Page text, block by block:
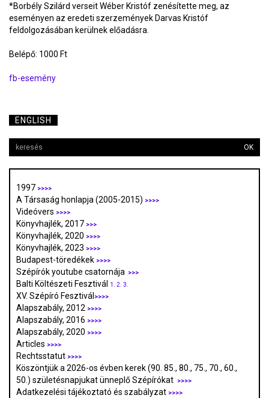
*Borbély Szilárd verseit Wéber Kristóf zenésítette meg, az
eseményen az eredeti szerzemények Darvas Kristóf
feldolgozásában kerülnek előadásra.
Belépő: 1000 Ft
fb-esemény
ENGLISH
OK
1997 >>>>
A Társaság honlapja (2005-2015) >>>>
Videóvers >>>>
Könyvhajlék, 2017 >>>
Könyvhajlék, 2020 >>>>
Könyvhajlék, 2023 >>>>
Budapest-töredékek >>>>
Szépírók youtube csatornája >>>
Balti Költészeti Fesztivál 1. 2. 3.
XV. Szépíró Fesztivál >>>>
Alapszabály, 2012 >>>>
Alapszabály, 2016 >>>>
Alapszabály, 2020 >>>>
Articles >>>>
Rechtsstatut >>>>
Köszöntjük a 2026-os évben kerek (90. 85., 80., 75., 70., 60.,
50.) születésnapjukat ünneplő Szépírókat
>>>>
Adatkezelési tájékoztató és szabályzat >>>>